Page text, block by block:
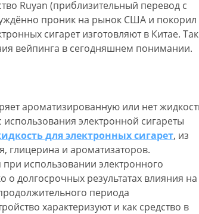
Ruyan (приблизительный перевод с
проник на рынок США и покорил
сигарет изготовляют в Китае.
вейпинга в сегодняшнем понимании.
ароматизированную или нет
электронной сигареты
для электронных сигарет, из
глицерина и ароматизаторов.
использовании электронного
долгосрочных результатах влияния на
периода
характеризуют и как средство в